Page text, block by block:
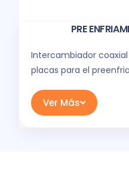
PRE
Intercambiador
placas para el
Ver Más